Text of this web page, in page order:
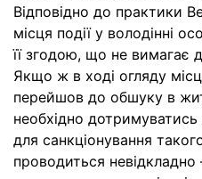
Відповідно до практики
місця події у володінні
її згодою, що не вимагає
Якщо ж в ході огляду
перейшов до обшуку в
необхідно
для санкціонування
проводиться невідкладно